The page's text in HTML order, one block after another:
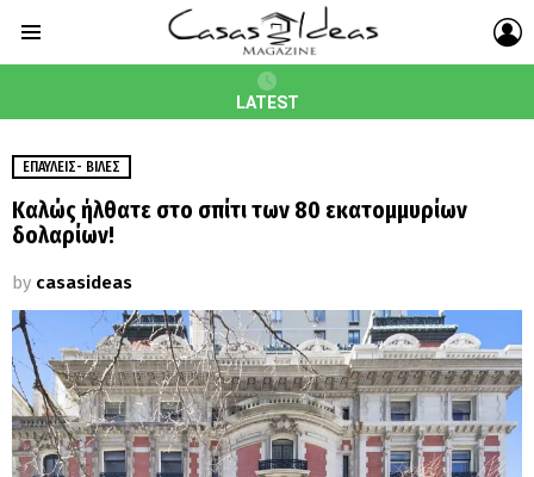
LATEST
ΕΠΑΎΛΕΙΣ- ΒΊΛΕΣ
Καλώς ήλθατε στο σπίτι των 80 εκατομμυρίων
δολαρίων!
by casasideas